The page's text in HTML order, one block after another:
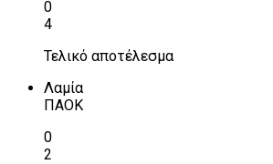
0
4
Τελικό αποτέλεσμα
Λαμία
ΠΑΟΚ
0
2